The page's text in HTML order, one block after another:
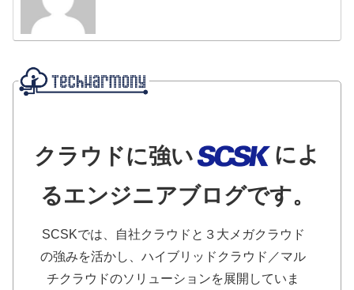
クラウドに強い
によ
るエンジニアブログです。
SCSKでは、自社クラウドと３大メガクラウド
の強みを活かし、ハイブリッドクラウド／マル
チクラウドのソリューションを展開していま